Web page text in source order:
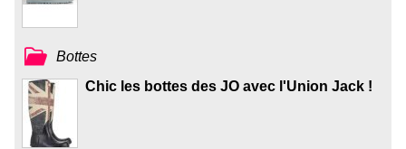
Bottes
Chic les bottes des JO avec l'Union Jack !